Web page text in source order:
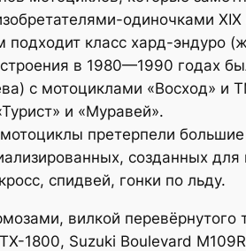
одиночками
класс хард-эндуро
в 1980—1990 годах
с мотоциклами «Восход»
и «Муравей».
претерпели
созданных
спидвей, гонки по льду.
вилкой
1800, Suzuki Boulevard